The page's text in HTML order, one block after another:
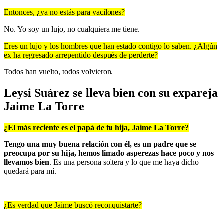
Entonces, ¿ya no estás para vacilones?
No. Yo soy un lujo, no cualquiera me tiene.
Eres un lujo y los hombres que han estado contigo lo saben. ¿Algún
ex ha regresado arrepentido después de perderte?
Todos han vuelto, todos volvieron.
Leysi Suárez se lleva bien con su expareja
Jaime La Torre
¿El más reciente es el papá de tu hija, Jaime La Torre?
Tengo una muy buena relación con él, es un padre que se
preocupa por su hija, hemos limado asperezas hace poco y nos
llevamos bien. Es una persona soltera y lo que me haya dicho
quedará para mí.
¿Es verdad que Jaime buscó reconquistarte?